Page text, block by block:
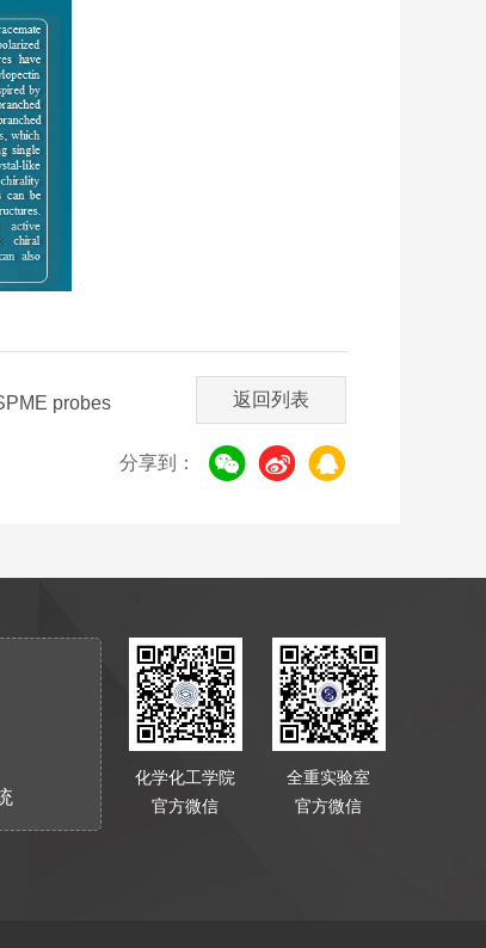
probes 返回列表
分享到：
全重实验室
官方微信
化学化工学院
官方微信